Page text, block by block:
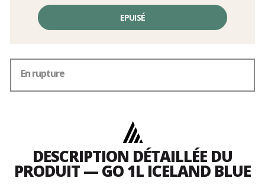
unitaire,
EPUISÉ
En rupture
DESCRIPTION DÉTAILLÉE DU
PRODUIT — GO 1L ICELAND BLUE